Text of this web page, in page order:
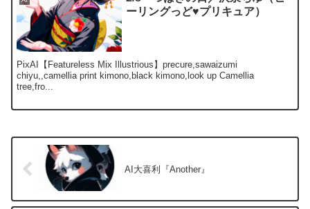
ーリングっど♥プリキュア）
PixAI【Featureless Mix Illustrious】precure,sawaizumi
chiyu,,camellia print kimono,black kimono,look up Camellia
tree,fro...
AI大喜利『Another』